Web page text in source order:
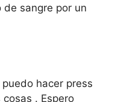
sangre por un
hacer press
. Espero